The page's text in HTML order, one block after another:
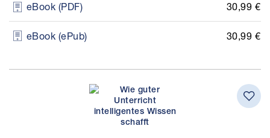
eBook (PDF) 30,99 €
eBook (ePub) 30,99 €